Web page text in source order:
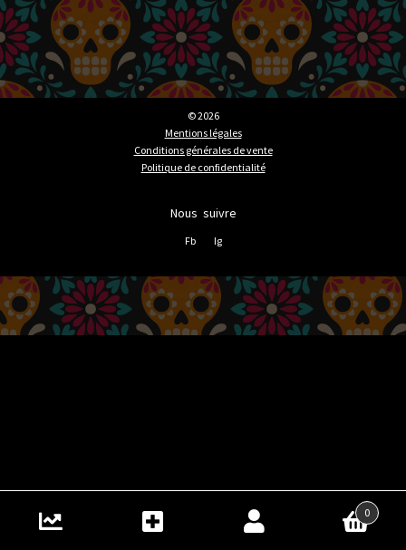
© 2026
Mentions légales
Conditions générales de vente
Politique de confidentialité
0
Fb Ig
Nous suivre